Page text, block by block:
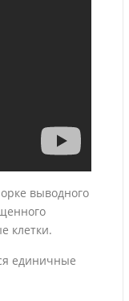
выводного
клетки.
единичные